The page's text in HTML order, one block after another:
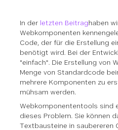
In der letzten Beitraghaben
Webkomponenten
Code, der für die Erstellung
benötigt wird. Bei der
"einfach". Die Erstellung von
Menge von Standardcode
mehrere Komponenten zu
mühsam werden.
Webkomponententools sind
dieses Problem. Sie können
Textbausteine in saubereren